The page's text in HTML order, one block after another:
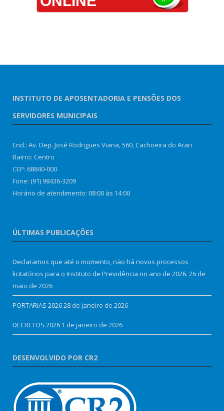
INSTITUTO DE APOSENTADORIA E PENSÕES DOS
SERVIDORES MUNICIPAIS
End.: Av. Dep. José Rodrigues Viana, 560, Cachoeira do Arari
Bairro: Centro
CEP: 68840-000
Fone: (91) 98436-3209
Horário de atendimento: 08:00 às 14:00
ÚLTIMAS PUBLICAÇÕES
Declaramos que até o momento, não há novos processos
licitatórios para o Instituto de Previdência no ano de 2026. 26 de
maio de 2026
PORTARIAS 202628 de janeiro de 2026
DECRETOS 2026 1 de janeiro de 2026
DESENVOLVIDO POR CR2